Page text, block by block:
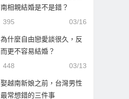
南相親結婚是不是錯？
03/16
395
為什麼自由戀愛談很久，反
而更不容易結婚？
03/13
448
娶越南新娘之前，台灣男性
最常想錯的三件事